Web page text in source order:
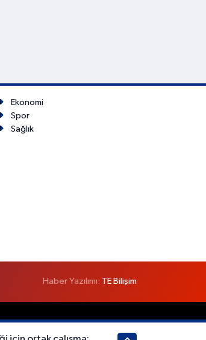
Ekonomi
Spor
Sağlık
Haber Yazılımı: TE Bilişim